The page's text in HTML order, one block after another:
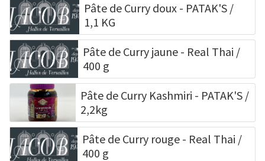
Pâte de Curry doux - PATAK'S /
1,1 KG
Pâte de Curry jaune - Real Thai /
400 g
Pâte de Curry Kashmiri - PATAK'S /
2,2kg
Pâte de Curry rouge - Real Thai /
400 g